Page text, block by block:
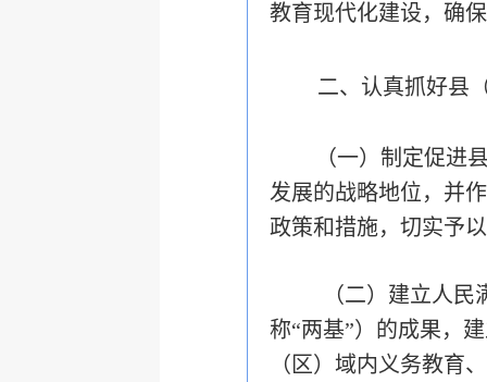
教育现代化建设，确
二、认真抓好县
（一）制定促进
发展的战略地位，并
政策和措施，切实予
（二）建立人
称“两基”）的成果，
（区）域内义务教育